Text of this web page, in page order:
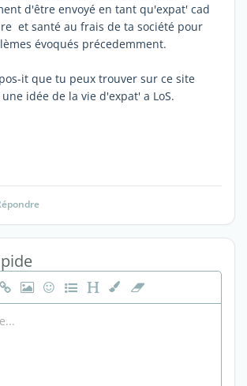
d'être envoyé en tant qu'expat' cad
et santé au frais de ta société pour
évoqués précedemment.
it que tu peux trouver sur ce site
idée de la vie d'expat' a LoS.